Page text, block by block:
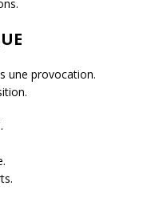
une provocation.